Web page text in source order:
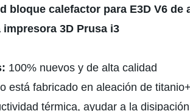
bloque calefactor para E3D V6
3D Prusa i3
100% nuevos y de alta calidad
está fabricado en aleación de
térmica, ayudar a la